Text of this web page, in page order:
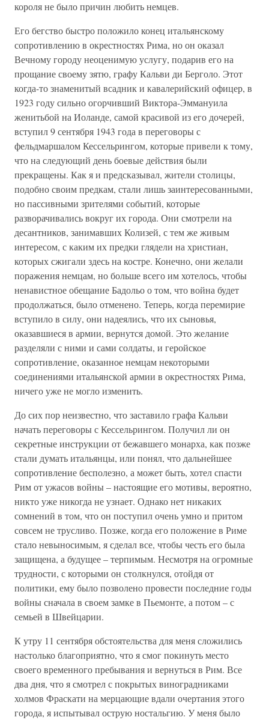
короля не было причин любить немцев.
Его бегство быстро положило конец итальянскому
сопротивлению в окрестностях Рима, но он оказал
Вечному городу неоценимую услугу, подарив его на
прощание своему зятю, графу Кальви ди Берголо. Этот
когда-то знаменитый всадник и кавалерийский офицер, в
1923 году сильно огорчивший Виктора-Эммануила
женитьбой на Иоланде, самой красивой из его дочерей,
вступил 9 сентября 1943 года в переговоры с
фельдмаршалом Кессельрингом, которые привели к тому,
что на следующий день боевые действия были
прекращены. Как я и предсказывал, жители столицы,
подобно своим предкам, стали лишь заинтересованными,
но пассивными зрителями событий, которые
разворачивались вокруг их города. Они смотрели на
десантников, занимавших Колизей, с тем же живым
интересом, с каким их предки глядели на христиан,
которых сжигали здесь на костре. Конечно, они желали
поражения немцам, но больше всего им хотелось, чтобы
ненавистное обещание Бадольо о том, что война будет
продолжаться, было отменено. Теперь, когда перемирие
вступило в силу, они надеялись, что их сыновья,
оказавшиеся в армии, вернутся домой. Это желание
разделяли с ними и сами солдаты, и геройское
сопротивление, оказанное немцам некоторыми
соединениями итальянской армии в окрестностях Рима,
ничего уже не могло изменить.
До сих пор неизвестно, что заставило графа Кальви
начать переговоры с Кессельрингом. Получил ли он
секретные инструкции от бежавшего монарха, как позже
стали думать итальянцы, или понял, что дальнейшее
сопротивление бесполезно, а может быть, хотел спасти
Рим от ужасов войны – настоящие его мотивы, вероятно,
никто уже никогда не узнает. Однако нет никаких
сомнений в том, что он поступил очень умно и притом
совсем не трусливо. Позже, когда его положение в Риме
стало невыносимым, я сделал все, чтобы честь его была
защищена, а будущее – терпимым. Несмотря на огромные
трудности, с которыми он столкнулся, отойдя от
политики, ему было позволено провести последние годы
войны сначала в своем замке в Пьемонте, а потом – с
семьей в Швейцарии.
К утру 11 сентября обстоятельства для меня сложились
настолько благоприятно, что я смог покинуть место
своего временного пребывания и вернуться в Рим. Все
два дня, что я смотрел с покрытых виноградниками
холмов Фраскати на мерцающие вдали очертания этого
города, я испытывал острую ностальгию. У меня было